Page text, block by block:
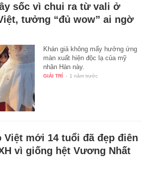
sốc vì chui ra từ vali ở
tưởng “đủ wow” ai ngờ
Khán giả không mấy hưởng ứng
màn xuất hiện độc lạ của mỹ
nhân Hàn này.
GIẢI TRÍ - 1 năm trước
Việt mới 14 tuổi đã đẹp điên
vì giống hệt Vương Nhất